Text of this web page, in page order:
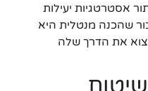
אסטרטגיות יעילות
שהכנה מנטלית היא
את הדרך שלה